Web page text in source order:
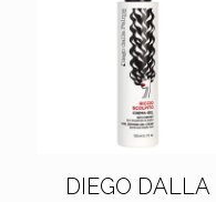
DIEGO DALLA